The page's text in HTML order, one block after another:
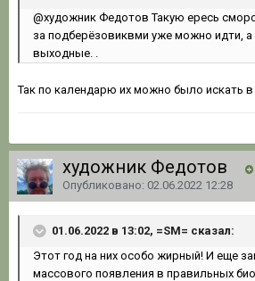
@художник Федотов Такую ересь
за подберёзовиквми уже можно идти,
выходные. .
Так по календарю их можно было искать в
художник Федотов
Опубликовано: 02.06.2022 12:28
01.06.2022 в 13:02, =SM= сказал:
Этот год на них особо жирный! И еще
массового появления в правильных